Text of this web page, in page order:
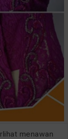
menawan